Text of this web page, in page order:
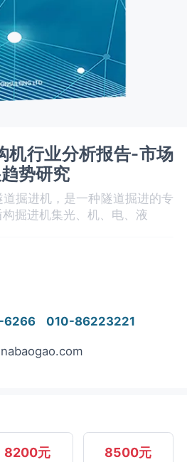
机行业分析报告-市场
势研究
掘进机，是一种隧道掘进的专
掘进机集光、机、电、液
010-86223221
8200元 8500元